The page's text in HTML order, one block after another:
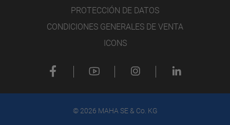
PROTECCIÓN DE DATOS
CONDICIONES GENERALES DE VENTA
ICONS
© 2026 MAHA SE & Co. KG